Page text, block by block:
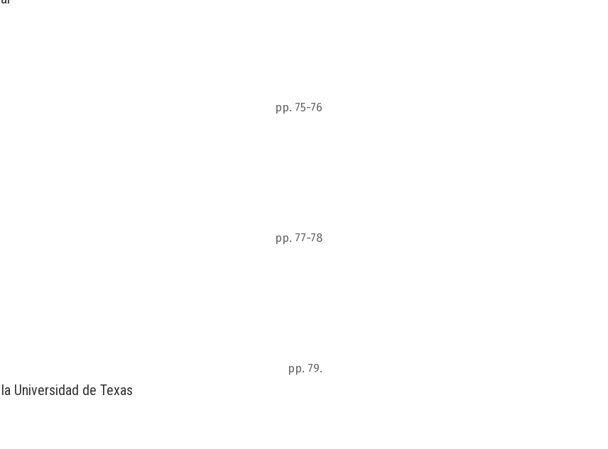
pp. 75-76
pp. 77-78
pp. 79.
Universidad de Texas